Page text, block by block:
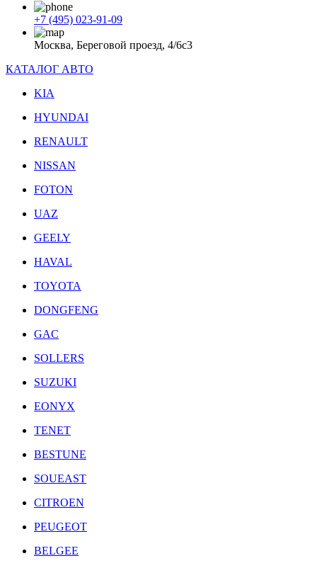
+7 (495) 023-91-09
Москва, Береговой проезд, 4/6с3
КАТАЛОГ АВТО
KIA
HYUNDAI
RENAULT
NISSAN
FOTON
UAZ
GEELY
HAVAL
TOYOTA
DONGFENG
GAC
SOLLERS
SUZUKI
EONYX
TENET
BESTUNE
SOUEAST
CITROEN
PEUGEOT
BELGEE